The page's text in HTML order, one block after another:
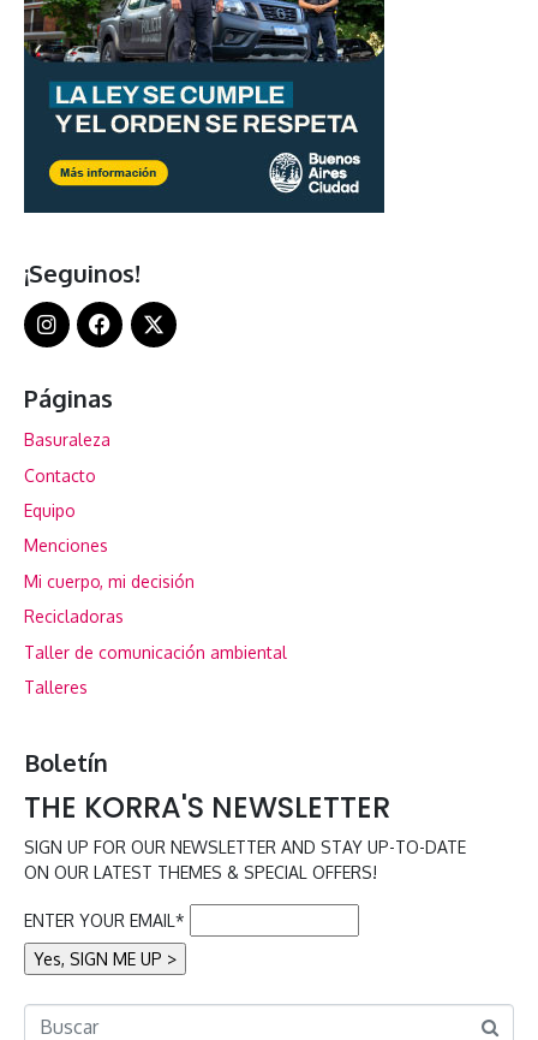
¡Seguinos!
Páginas
Basuraleza
Contacto
Equipo
Menciones
Mi cuerpo, mi decisión
Recicladoras
Taller de comunicación ambiental
Talleres
Boletín
THE KORRA'S NEWSLETTER
SIGN UP FOR OUR NEWSLETTER AND STAY UP-TO-DATE
ON OUR LATEST THEMES & SPECIAL OFFERS!
ENTER YOUR EMAIL*